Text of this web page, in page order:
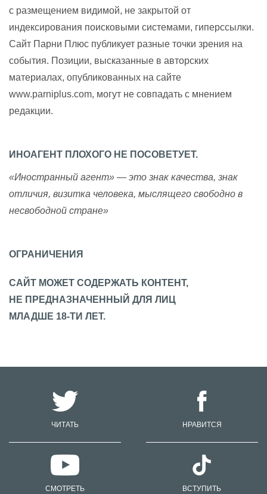
с размещением видимой, не закрытой от
индексирования поисковыми системами, гиперссылки.
Сайт Парни Плюс публикует разные точки зрения на
события. Позиции, высказанные в авторских
материалах, опубликованных на сайте
www.parniplus.com, могут не совпадать с мнением
редакции.
ИНОАГЕНТ ПЛОХОГО НЕ ПОСОВЕТУЕТ.
«Иностранный агент» — это знак качества, знак
отличия, визитка человека, мыслящего свободно в
несвободной стране»
ОГРАНИЧЕНИЯ
САЙТ МОЖЕТ СОДЕРЖАТЬ КОНТЕНТ,
НЕ ПРЕДНАЗНАЧЕННЫЙ ДЛЯ ЛИЦ
МЛАДШЕ 18-ТИ ЛЕТ.
ЧИТАТЬ НРАВИТСЯ
СМОТРЕТЬ ВСТУПИТЬ